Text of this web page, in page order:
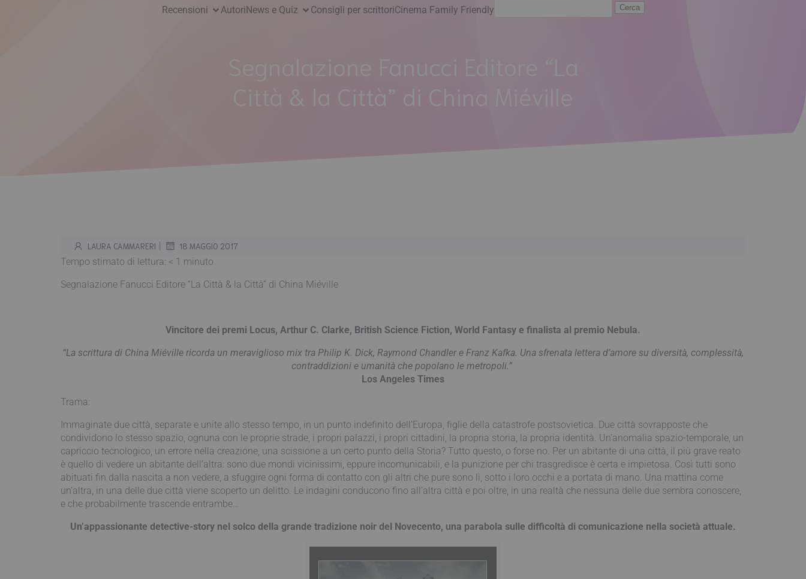
Recensioni AutoriNews e Quiz Consigli per scrittoriCinema Family Friendlyper:
Città & la Città” di China Miéville
LAURA CAMMARERI | 18 MAGGIO 2017
Tempo stimato di lettura: < 1 minuto
Segnalazione Fanucci Editore “La Città & la Città” di China Miéville
Vincitore dei premi Locus, Arthur C. Clarke, British Science Fiction, World Fantasy e finalista al premio Nebula.
“La scrittura di China Miéville ricorda un meraviglioso mix tra Philip K. Dick, Raymond Chandler e Franz Kafka. Una sfrenata lettera d’amore su diversità, complessità,
contraddizioni e umanità che popolano le metropoli.”
Los Angeles Times
Trama:
Immaginate due città, separate e unite allo stesso tempo, in un punto indefinito dell’Europa, figlie della catastrofe postsovietica. Due città sovrapposte che
condividono lo stesso spazio, ognuna con le proprie strade, i propri palazzi, i propri cittadini, la propria storia, la propria identità. Un’anomalia spazio-temporale, un
capriccio tecnologico, un errore nella creazione, una scissione a un certo punto della Storia? Tutto questo, o forse no. Per un abitante di una città, il più grave reato
è quello di vedere un abitante dell’altra: sono due mondi vicinissimi, eppure incomunicabili, e la punizione per chi trasgredisce è certa e impietosa. Così tutti sono
abituati fin dalla nascita a non vedere, a sfuggire ogni forma di contatto con gli altri che pure sono lì, sotto i loro occhi e a portata di mano. Una mattina come
un’altra, in una delle due città viene scoperto un delitto. Le indagini conducono fino all’altra città e poi oltre, in una realtà che nessuna delle due sembra conoscere,
e che probabilmente trascende entrambe…
Un’appassionante detective-story nel solco della grande tradizione noir del Novecento, una parabola sulle difficoltà di comunicazione nella società attuale.